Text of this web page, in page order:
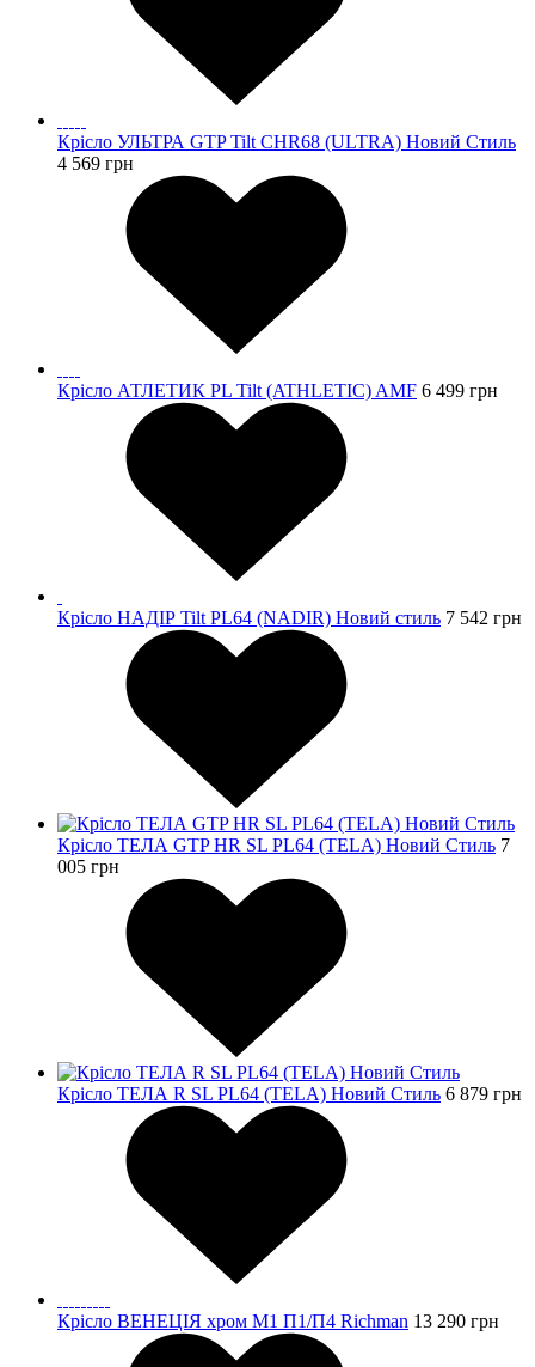
Крісло УЛЬТРА GTP Tilt CHR68 (ULTRA) Новий Стиль
4 569 грн
Крісло АТЛЕТИК PL Tilt (ATHLETIC) AMF 6 499 грн
Крісло НАДІР Tilt PL64 (NADIR) Новий стиль 7 542 грн
Крісло ТЕЛА GTP HR SL PL64 (TELA) Новий Стиль 7
005 грн
Крісло ТЕЛА R SL PL64 (TELA) Новий Стиль 6 879 грн
Крісло ВЕНЕЦІЯ хром М1 П1/П4 Richman 13 290 грн